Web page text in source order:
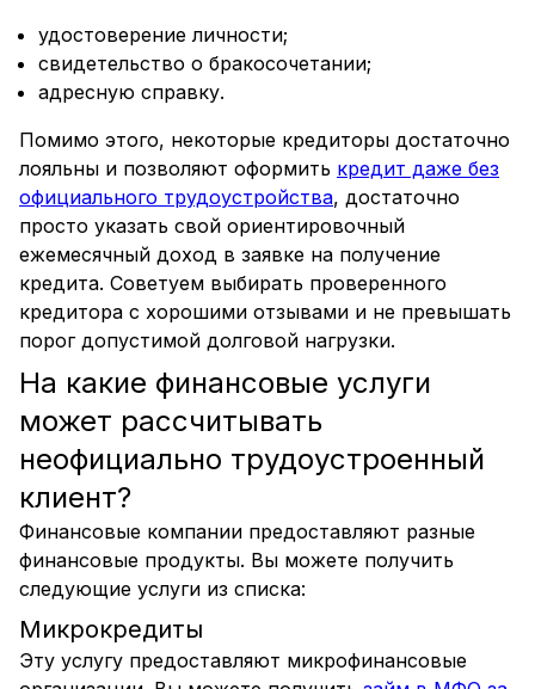
удостоверение личности;
свидетельство о бракосочетании;
адресную справку.
Помимо этого, некоторые кредиторы достаточно
лояльны и позволяют оформить кредит даже без
официального трудоустройства, достаточно
просто указать свой ориентировочный
ежемесячный доход в заявке на получение
кредита. Советуем выбирать проверенного
кредитора с хорошими отзывами и не превышать
порог допустимой долговой нагрузки.
На какие финансовые услуги
может рассчитывать
неофициально трудоустроенный
клиент?
Финансовые компании предоставляют разные
финансовые продукты. Вы можете получить
следующие услуги из списка:
Микрокредиты
Эту услугу предоставляют микрофинансовые